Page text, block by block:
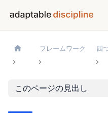
フレームワーク 四
このページの見出し